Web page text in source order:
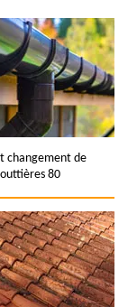
changement de
80